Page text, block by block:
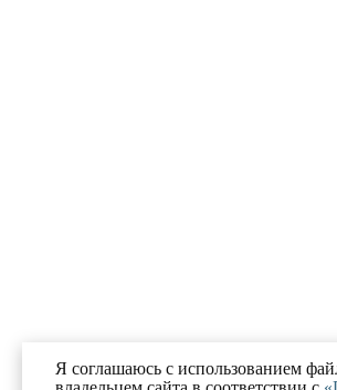
Я соглашаюсь с использованием